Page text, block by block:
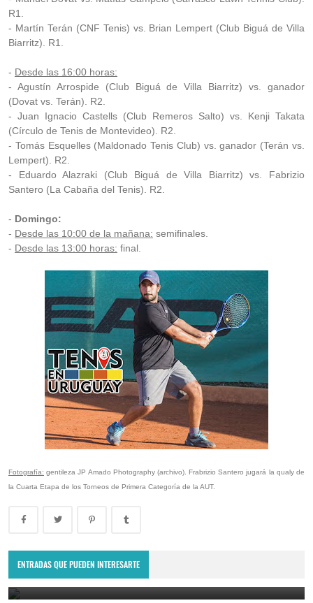
R1.
- Martín Terán (CNF Tenis) vs. Brian Lempert (Club Biguá de Villa
Biarritz). R1.
- Desde las 16:00 horas:
- Agustín Arrospide (Club Biguá de Villa Biarritz) vs. ganador
(Dovat vs. Terán). R2.
- Juan Ignacio Castells (Club Remeros Salto) vs. Kenji Takata
(Círculo de Tenis de Montevideo). R2.
- Tomás Esquelles (Maldonado Tenis Club) vs. ganador (Terán vs.
Lempert). R2.
- Eduardo Alazraki (Club Biguá de Villa Biarritz) vs. Fabrizio
Santero (La Cabaña del Tenis). R2.
- Domingo:
- Desde las 10:00 de la mañana: semifinales.
- Desde las 13:00 horas: final.
Fotografía: gentileza JP Amado Photography (archivo). Frabrizio Santero jugará la qualy de
la Cuarta Etapa de los Torneos de Primera Categoría de la AUT.
ENTRADAS QUE PUEDEN INTERESARTE
Punta del Este Open 2025: Daniel Elahi Galán se quedó con el título
en el ATP Challenger uruguayo
January 27, 2025